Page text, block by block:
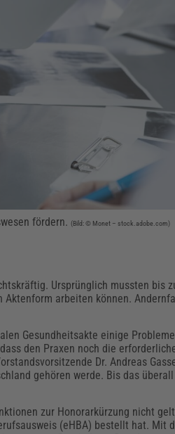
fördern. (Bild: © Monet – stock.adobe.com)
Ursprünglich mussten bis
arbeiten können.
Gesundheitsakte einige
den Praxen noch die
Dr. Andreas
gehören werde. Bis das
zur Honorarkürzung nicht
(eHBA) bestellt hat. Mit